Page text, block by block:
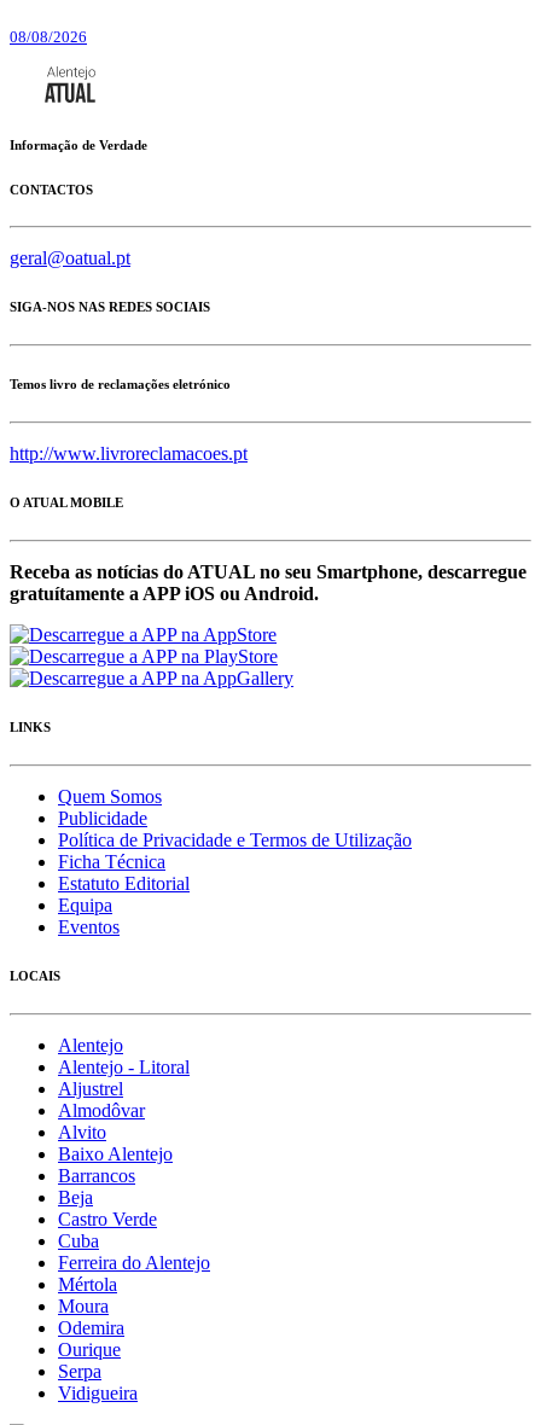
08/08/2026
Informação de Verdade
CONTACTOS
geral@oatual.pt
SIGA-NOS NAS REDES SOCIAIS
Temos livro de reclamações eletrónico
http://www.livroreclamacoes.pt
O ATUAL MOBILE
Receba as notícias do ATUAL no seu Smartphone, descarregue
gratuítamente a APP iOS ou Android.
LINKS
Quem Somos
Publicidade
Política de Privacidade e Termos de Utilização
Ficha Técnica
Estatuto Editorial
Equipa
Eventos
LOCAIS
Alentejo
Alentejo - Litoral
Aljustrel
Almodôvar
Alvito
Baixo Alentejo
Barrancos
Beja
Castro Verde
Cuba
Ferreira do Alentejo
Mértola
Moura
Odemira
Ourique
Serpa
Vidigueira